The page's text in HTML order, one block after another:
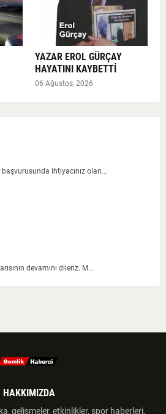
YAZAR EROL GÜRÇAY
HAYATINI KAYBETTİ
06 Ağustos, 2026
başvurusunda ihtiyacınız olan...
devamını dileriz. M...
HAKKIMIZDA
gelişmeler, etkinlikler, spor haberleri,